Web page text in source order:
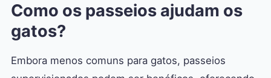
Como os passeios ajudam os
gatos?
Embora menos comuns para gatos, passeios